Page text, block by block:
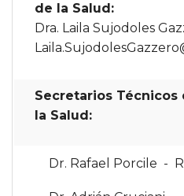
de la Salud:
Dra. Laila Sujodoles
Secretarios
la Salud:
Dr. Rafael Porcile -